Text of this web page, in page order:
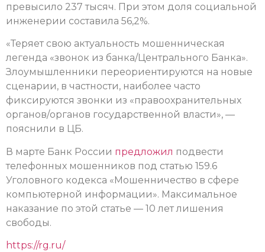
превысило 237 тысяч. При этом доля социальной
инженерии составила 56,2%.
«Теряет свою актуальность мошенническая
легенда «звонок из банка/Центрального Банка».
Злоумышленники переориентируются на новые
сценарии, в частности, наиболее часто
фиксируются звонки из «правоохранительных
органов/органов государственной власти», —
пояснили в ЦБ.
В марте Банк России предложил подвести
телефонных мошенников под статью 159.6
Уголовного кодекса «Мошенничество в сфере
компьютерной информации». Максимальное
наказание по этой статье — 10 лет лишения
свободы.
https://rg.ru/